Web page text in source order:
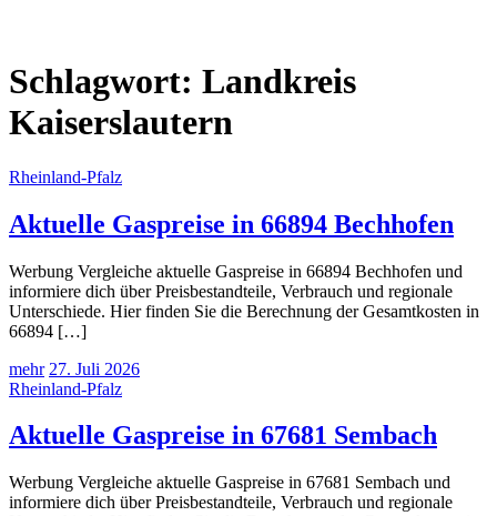
Schlagwort: Landkreis
Kaiserslautern
Rheinland-Pfalz
Aktuelle Gaspreise in 66894 Bechhofen
Werbung Vergleiche aktuelle Gaspreise in 66894 Bechhofen und
informiere dich über Preisbestandteile, Verbrauch und regionale
Unterschiede. Hier finden Sie die Berechnung der Gesamtkosten in
66894 […]
mehr 27. Juli 2026
Rheinland-Pfalz
Aktuelle Gaspreise in 67681 Sembach
Werbung Vergleiche aktuelle Gaspreise in 67681 Sembach und
informiere dich über Preisbestandteile, Verbrauch und regionale